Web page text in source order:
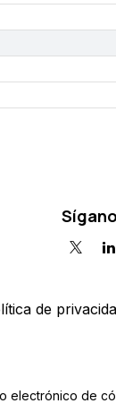
de
electrónico de